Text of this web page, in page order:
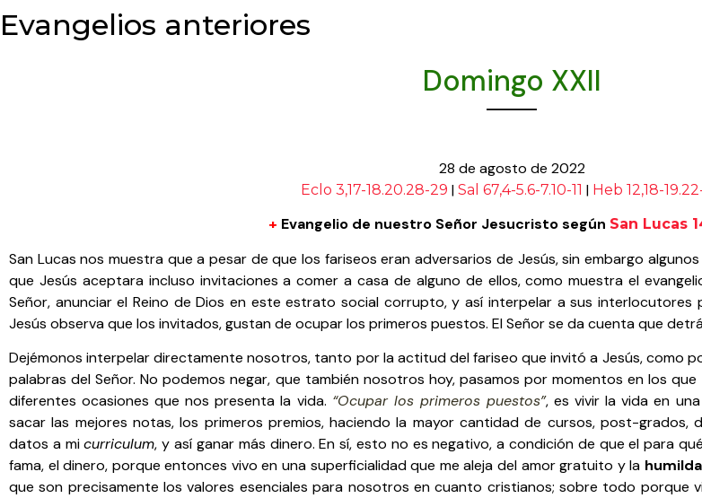
Evangelios anteriores
Domingo XXII
28 de agosto de 2022
Eclo 3,17-18.20.28-29 | Sal 67,4-5.6-7.10-11 | Heb 12,18-
+ Evangelio de nuestro Señor Jesucristo según San Lucas
San Lucas nos muestra que a pesar de que los fariseos eran adversarios de Jesús, sin embargo
que Jesús aceptara incluso invitaciones a comer a casa de alguno de ellos, como muestra el
Señor, anunciar el Reino de Dios en este estrato social corrupto, y así interpelar a sus interlocutores
Jesús observa que los invitados, gustan de ocupar los primeros puestos. El Señor se da cuenta que
Dejémonos interpelar directamente nosotros, tanto por la actitud del fariseo que invitó a Jesús, como
palabras del Señor. No podemos negar, que también nosotros hoy, pasamos por momentos en los
diferentes ocasiones que nos presenta la vida. “Ocupar los primeros puestos”, es vivir la vida en
sacar las mejores notas, los primeros premios, haciendo la mayor cantidad de cursos, post-grados,
datos a micurriculum, y así ganar más dinero. En sí, esto no es negativo, a condición de que el para
fama, el dinero, porque entonces vivo en una superficialidad que me aleja del amor gratuito y la
que son precisamente los valores esenciales para nosotros en cuanto cristianos; sobre todo porque